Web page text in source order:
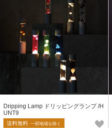
Dripping Lamp ドリッピングランプ /H
UNT9
送料無料 一部地域を除く